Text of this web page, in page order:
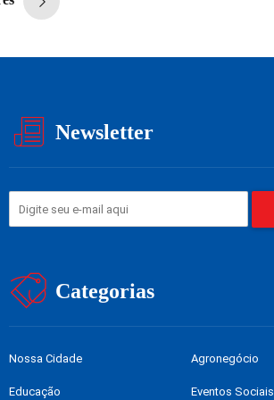
Newsletter
Categorias
Nossa Cidade Agronegócio
Educação Eventos Sociais